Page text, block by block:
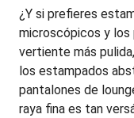
¿Y si prefieres
microscópicos y
vertiente más
los estampados
pantalones de
raya fina es tan